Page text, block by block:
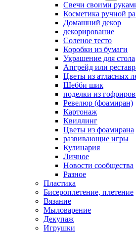
Свечи своими
Косметика ручной
Домашний декор
декорирование
Соленое тесто
Коробки из бумаги
Украшение для стола
Апгрейд или
Цветы из атласных
Шебби шик
поделки из
Ревелюр (фоамиран)
Картонаж
Квиллинг
Цветы из фоамирана
развивающие игры
Кулинария
Личное
Новости сообщества
Разное
Пластика
Бисероплетение, плетение
Вязание
Мыловарение
Декупаж
Игрушки